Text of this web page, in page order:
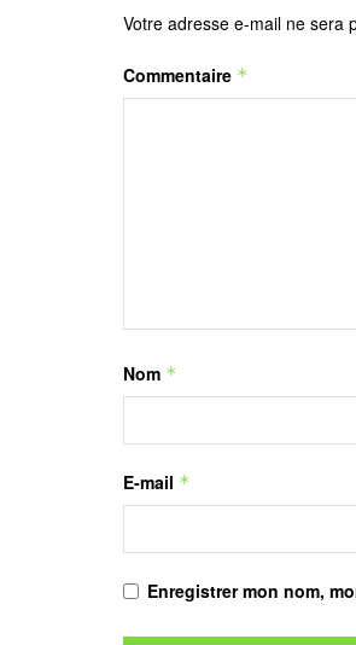
Votre adresse e-mail ne sera
Commentaire *
Nom *
E-mail *
Enregistrer mon nom,